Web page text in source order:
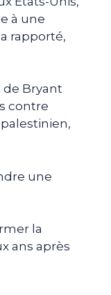
à une
rapporté,
de Bryant
contre
une
la
ans après